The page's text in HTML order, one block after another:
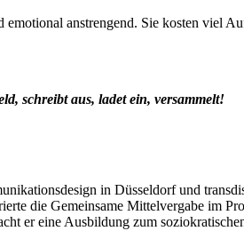
emotional anstrengend. Sie kosten viel
schreibt aus, ladet ein, versammelt!
in Düsseldorf und
die Gemeinsame Mittelvergabe im
er eine Ausbildung zum